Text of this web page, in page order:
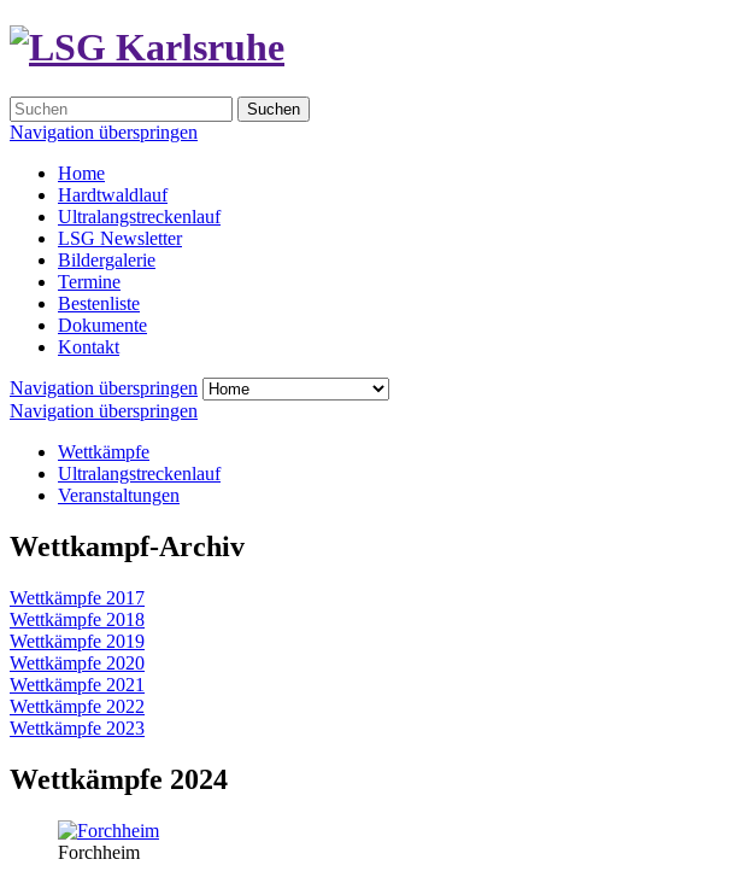
Suchen
Navigation überspringen
Home
Hardtwaldlauf
Ultralangstreckenlauf
LSG Newsletter
Bildergalerie
Termine
Bestenliste
Dokumente
Kontakt
Navigation überspringen
Navigation überspringen
Wettkämpfe
Ultralangstreckenlauf
Veranstaltungen
Wettkampf-Archiv
Wettkämpfe 2017
Wettkämpfe 2018
Wettkämpfe 2019
Wettkämpfe 2020
Wettkämpfe 2021
Wettkämpfe 2022
Wettkämpfe 2023
Wettkämpfe 2024
Forchheim